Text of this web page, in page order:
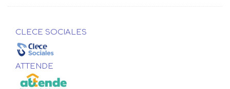
CLECE SOCIALES
ATTENDE